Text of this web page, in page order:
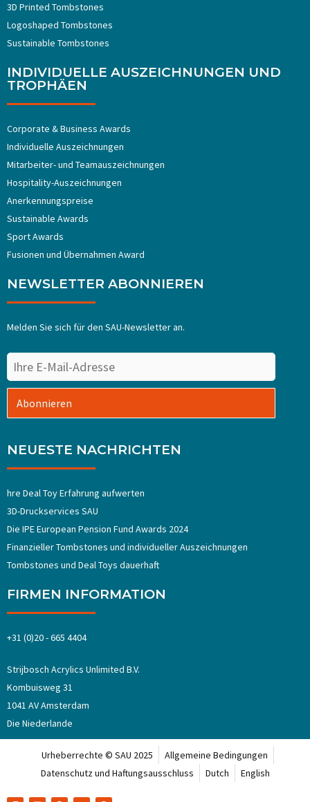
3D Printed Tombstones
Logoshaped Tombstones
Sustainable Tombstones
INDIVIDUELLE AUSZEICHNUNGEN UND
TROPHÄEN
Corporate & Business Awards
Individuelle Auszeichnungen
Mitarbeiter- und Teamauszeichnungen
Hospitality-Auszeichnungen
Anerkennungspreise
Sustainable Awards
Sport Awards
Fusionen und Übernahmen Award
NEWSLETTER ABONNIEREN
Melden Sie sich für den SAU-Newsletter an.
Abonnieren
NEUESTE NACHRICHTEN
hre Deal Toy Erfahrung aufwerten
3D-Druckservices SAU
Die IPE European Pension Fund Awards 2024
Finanzieller Tombstones und individueller Auszeichnungen
Tombstones und Deal Toys dauerhaft
FIRMEN INFORMATION
+31 (0)20 - 665 4404
Strijbosch Acrylics Unlimited B.V.
Kombuisweg 31
1041 AV Amsterdam
Die Niederlande
Urheberrechte © SAU 2025
Allgemeine Bedingungen
Datenschutz und Haftungsausschluss
Dutch English